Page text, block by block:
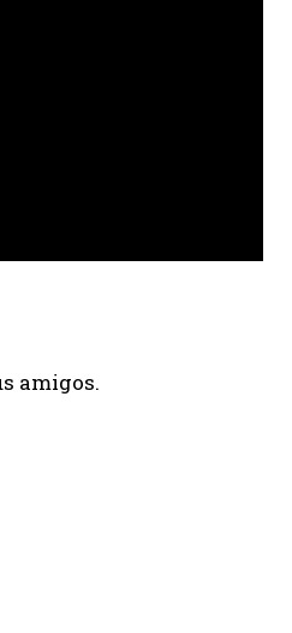
amigos.